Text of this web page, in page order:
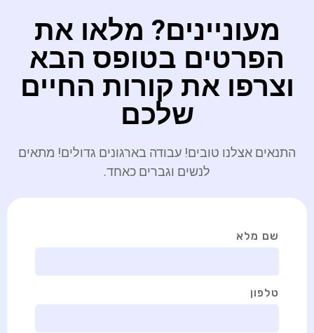
מעוניינים? מלאו את
הפרטים בטופס הבא
וצרפו את קורות החיים
שלכם
התנאים אצלנו טובים! עבודה בארגונים גדולים! מתאים
לנשים וגברים כאחד.
שם מלא
טלפון